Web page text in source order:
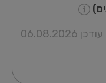
עודכן 06.08.2026